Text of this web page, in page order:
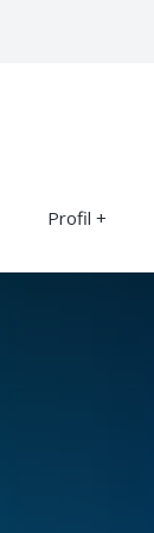
Profil